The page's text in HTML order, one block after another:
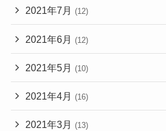
2021年7月 (12)
2021年6月 (12)
2021年5月 (10)
2021年4月 (16)
2021年3月 (13)